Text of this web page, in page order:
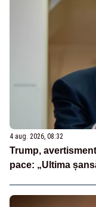
4 aug. 2026, 08:32
Trump,
pace: „Ultima